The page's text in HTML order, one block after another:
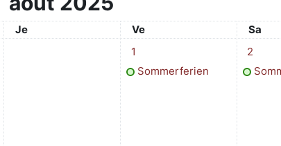
Jeudi
Je Vendredi
Ve Samedi
Sa
1 événement, vendredi 1 août
1
Sommerferien
12